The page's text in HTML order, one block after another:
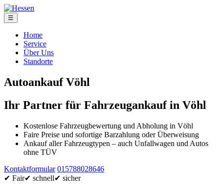
☰
Home
Service
Über Uns
Standorte
Autoankauf Vöhl
Ihr Partner für Fahrzeugankauf in Vöhl
Kostenlose Fahrzeugbewertung und Abholung in Vöhl
Faire Preise und sofortige Barzahlung oder Überweisung
Ankauf aller Fahrzeugtypen – auch Unfallwagen und Autos
ohne TÜV
Kontaktformular 015788028646
✔ Fair✔ schnell✔ sicher